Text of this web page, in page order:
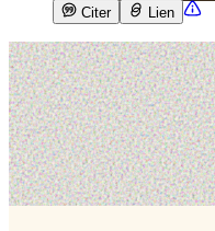
Citer
Lien